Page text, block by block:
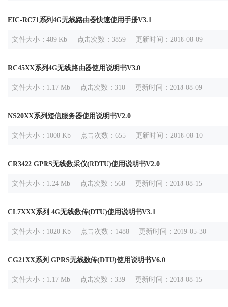
EIC-RC71系列4G无线路由器快速使用手册V3.1
文件大小 ：489 Kb 点击次数 ：3859 更新时间 ：2018-08-09
RC45XX系列4G无线路由器使用说明书V3.0
文件大小 ：1.17 Mb 点击次数 ：310 更新时间 ：2018-08-09
NS20XX系列短信服务器使用说明书V2.0
文件大小 ：1008 Kb 点击次数 ：655 更新时间 ：2018-08-10
CR3422 GPRS无线数采仪(RDTU)使用说明书V2.0
文件大小 ：1.24 Mb 点击次数 ：568 更新时间 ：2018-08-15
CL7XXX系列 4G无线数传(DTU)使用说明书V3.1
文件大小 ：1020 Kb 点击次数 ：1488 更新时间 ：2019-05-30
CG21XX系列 GPRS无线数传(DTU)使用说明书V6.0
文件大小 ：1.17 Mb 点击次数 ：339 更新时间 ：2018-08-15